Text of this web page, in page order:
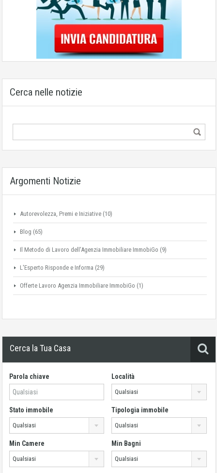
Cerca nelle notizie
Argomenti Notizie
Autorevolezza, Premi e Iniziative (10)
Blog (65)
Il Metodo di Lavoro dell'Agenzia Immobiliare ImmobiGo (9)
L'Esperto Risponde e Informa (29)
Offerte Lavoro Agenzia Immobiliare ImmobiGo (1)
Cerca la Tua Casa
Parola chiave Località
Qualsiasi
Stato immobile
Qualsiasi
Tipologia immobile
Qualsiasi
Min Camere
Qualsiasi
Min Bagni
Qualsiasi